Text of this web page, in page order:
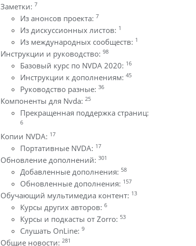
Заметки: 7
Из анонсов проекта: 7
Из дискуссионных листов: 1
Из международных сообществ: 1
Инструкции и руководство: 98
Базовый курс по NVDA 2020: 16
Инструкции к дополнениям: 45
Руководство разные: 36
Компоненты для Nvda: 25
Прекращенная поддержка страниц:
6
Копии NVDA: 17
Портативные NVDA: 17
Обновление дополнений: 301
Добавленные дополнения: 58
Обновленные дополнения: 157
Обучающий мультимедиа контент: 13
Курсы других авторов: 6
Курсы и подкасты от Zorro: 53
Слушать OnLine: 9
Общие новости: 281